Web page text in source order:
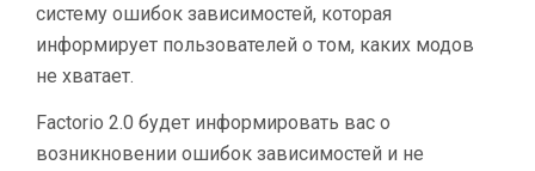
систему ошибок зависимостей, которая
информирует пользователей о том, каких модов
не хватает.
Factorio 2.0 будет информировать вас о
возникновении ошибок зависимостей и не